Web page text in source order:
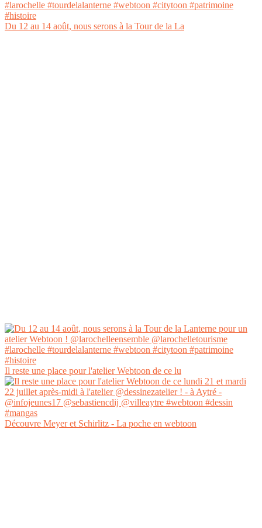
Du 12 au 14 août, nous serons à la Tour de la La
Il reste une place pour l'atelier Webtoon de ce lu
Découvre Meyer et Schirlitz - La poche en webtoon